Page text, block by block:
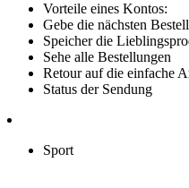
Vorteile eines Kontos:
Gebe die nächsten
Speicher die
Sehe alle Bestellungen
Retour auf die einfache
Status der Sendung
Sport